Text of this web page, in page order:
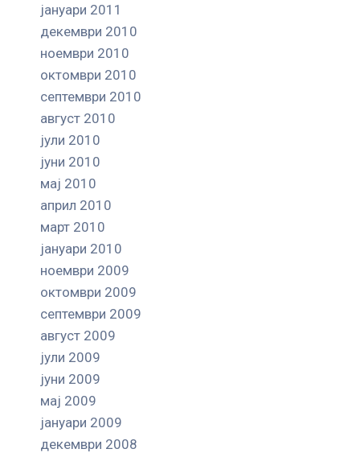
јануари 2011
декември 2010
ноември 2010
октомври 2010
септември 2010
август 2010
јули 2010
јуни 2010
мај 2010
април 2010
март 2010
јануари 2010
ноември 2009
октомври 2009
септември 2009
август 2009
јули 2009
јуни 2009
мај 2009
јануари 2009
декември 2008